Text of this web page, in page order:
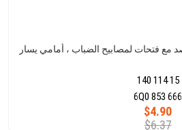
140 114 15
$4.90
$6.37
6Q0 853 666